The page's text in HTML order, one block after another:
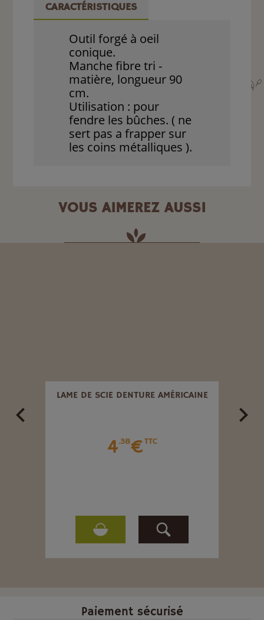
CARACTÉRISTIQUES
Outil forgé à oeil
conique.
Manche fibre tri -
matière, longueur 90
cm.
Utilisation : pour
fendre les bûches. ( ne
sert pas a frapper sur
les coins métalliques ).
VOUS AIMEREZ AUSSI
LAME DE SCIE DENTURE AMÉRICAINE
4.38€TTC
Paiement sécurisé